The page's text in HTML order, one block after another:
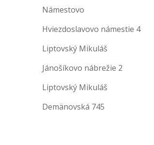
Námestovo
Hviezdoslavovo námestie 4
Liptovský Mikuláš
Jánošíkovo nábrežie 2
Liptovský Mikuláš
Demänovská 745